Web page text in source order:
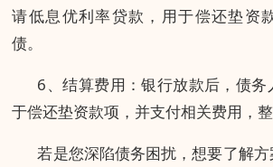
请低息优利率贷款，用于偿还垫资
债。
6、结算费用：银行放款后，债务
于偿还垫资款项，并支付相关费用，整
若是您深陷债务困扰，想要了解